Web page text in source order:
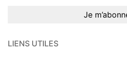
LIENS UTILES